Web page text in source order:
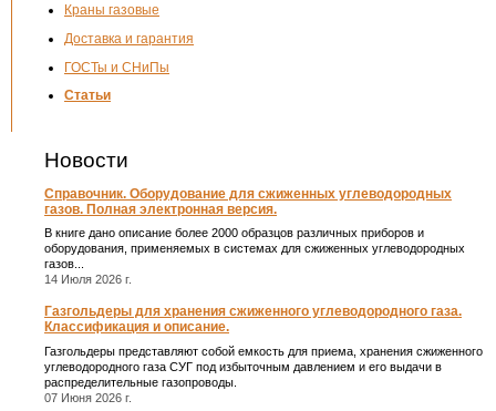
Краны газовые
Доставка и гарантия
ГОСТы и СНиПы
Статьи
Новости
Справочник. Оборудование для сжиженных углеводородных
газов. Полная электронная версия.
В книге дано описание более 2000 образцов различных приборов и
оборудования, применяемых в системах для сжиженных углеводородных
газов...
14 Июля 2026 г.
Газгольдеры для хранения сжиженного углеводородного газа.
Классификация и описание.
Газгольдеры представляют собой емкость для приема, хранения сжиженного
углеводородного газа СУГ под избыточным давлением и его выдачи в
распределительные газопроводы.
07 Июня 2026 г.